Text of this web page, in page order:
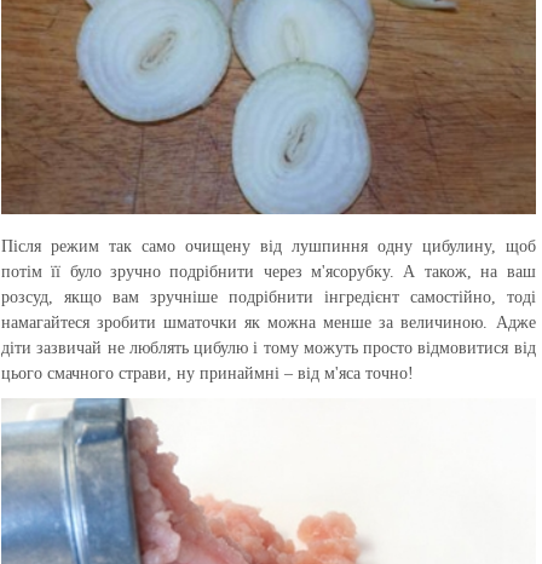
Після режим так само очищену від лушпиння одну цибулину, щоб
потім її було зручно подрібнити через м'ясорубку. А також, на ваш
розсуд, якщо вам зручніше подрібнити інгредієнт самостійно, тоді
намагайтеся зробити шматочки як можна менше за величиною. Адже
діти зазвичай не люблять цибулю і тому можуть просто відмовитися від
цього смачного страви, ну принаймні – від м'яса точно!